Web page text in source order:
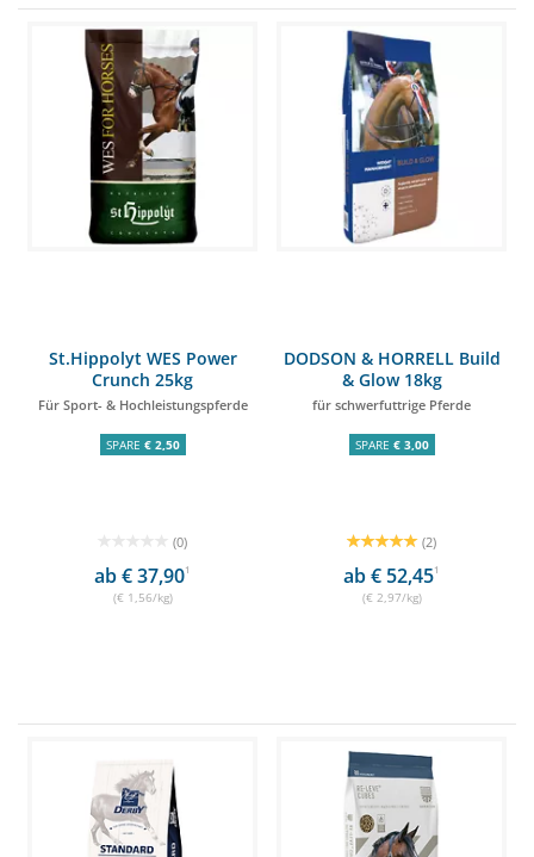
St.Hippolyt WES Power
Crunch 25kg
Für Sport- & Hochleistungspferde
SPARE € 2,50
(0)
ab € 37,901
(€ 1,56/kg)
DODSON & HORRELL Build
& Glow 18kg
für schwerfuttrige Pferde
SPARE € 3,00
(2)
ab € 52,451
(€ 2,97/kg)